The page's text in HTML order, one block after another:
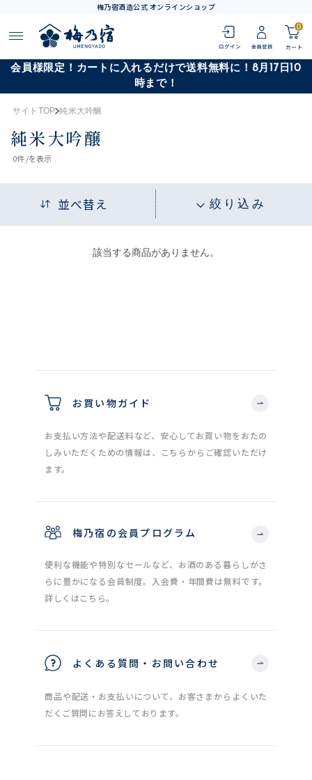
梅乃宿酒造公式 オンラインショップ
0
会員様限定！カートに入れるだけで送料無料に！8月17日10
時まで！
サイトTOP 純米大吟醸
純米大吟醸
0件 /を表示
並べ替え 絞り込み
該当する商品がありません。
お買い物ガイド
お支払い方法や配送料など、安心してお買い物をおたの
しみいただくための情報は、こちらからご確認いただけ
ます。
梅乃宿の会員プログラム
便利な機能や特別なセールなど、お酒のある暮らしがさ
らに豊かになる会員制度。入会費・年間費は無料です。
詳しくはこちら。
よくある質問・お問い合わせ
商品や配送・お支払いについて、お客さまからよくいた
だくご質問にお答えしております。